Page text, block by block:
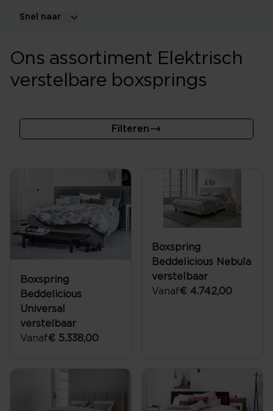
Snel naar
Ons assortiment Elektrisch
verstelbare boxsprings
Filteren
Boxspring
Beddelicious
Universal
verstelbaar
Vanaf€ 5.338,00
Boxspring
Beddelicious Nebula
verstelbaar
Vanaf€ 4.742,00